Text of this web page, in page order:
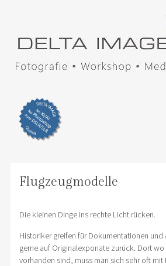
Flugzeugmodelle
Die kleinen Dinge ins rechte Licht rücken.
Historiker greifen für Dokumentationen und
gerne auf Originalexponate zurück. Dort
vorhanden sind, muss man sich sehr oft mit